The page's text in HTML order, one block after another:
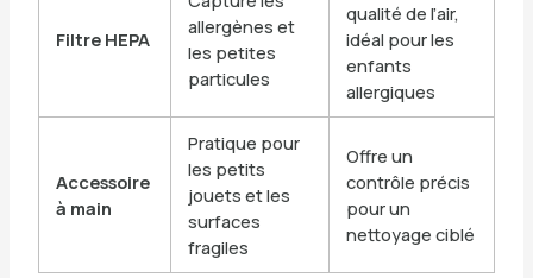
Filtre HEPA
allergènes et
les petites
particules
qualité de l’air,
idéal pour les
enfants
allergiques
Accessoire
à main
Pratique pour
les petits
jouets et les
surfaces
fragiles
Offre un
contrôle précis
pour un
nettoyage ciblé